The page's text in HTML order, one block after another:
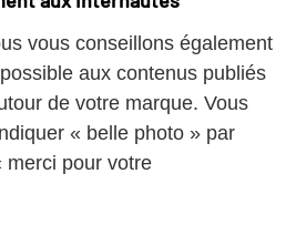
vous conseillons également
aux contenus publiés
de votre marque. Vous
« belle photo » par
merci pour votre